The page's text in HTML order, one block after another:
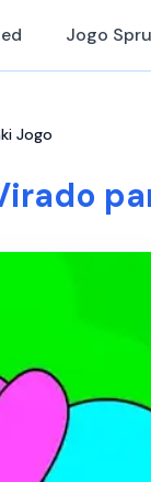
Jogo
Jogo